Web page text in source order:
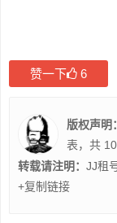
赞一下 6
版权声明：
表，共
转载请注明： JJ租
+复制链接